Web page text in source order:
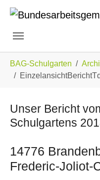
BAG-Schulgarten
Unser Bericht
Schulgartens
14776
Frederic-Joliot-